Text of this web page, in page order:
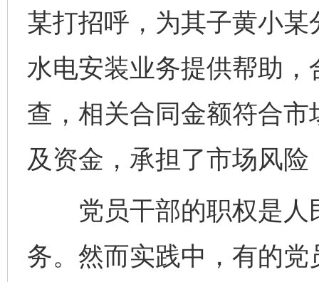
某打招呼，为其子黄小
水电安装业务提供帮助
查，相关合同金额符合
及资金，承担了市场风
党员干部的职权是人
务。然而实践中，有的党